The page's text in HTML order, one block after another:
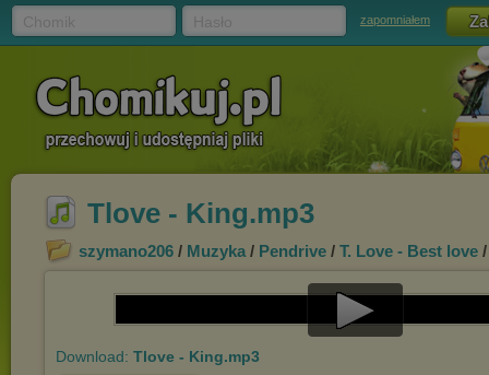
zapomniałem
Tlove - King.mp3
szymano206 / Muzyka / Pendrive / T. Love - Best love
Play
Download: Tlove - King.mp3